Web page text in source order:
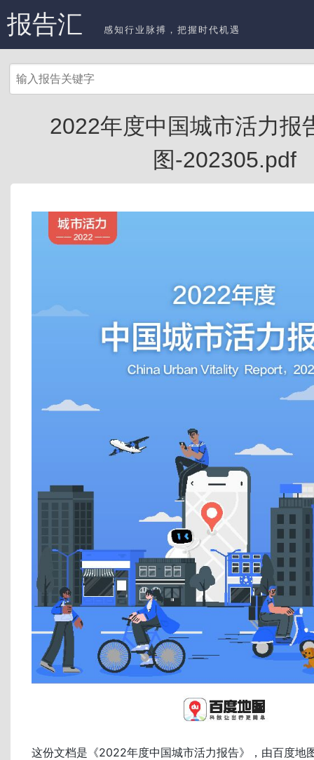
报告汇 感知行业脉搏，把握时代机遇
2022年度中国城市活力报
图-202305.pdf
这份文档是《2022年度中国城市活力报告》，由百度地